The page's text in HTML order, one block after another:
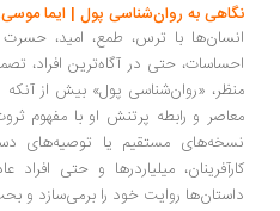
به روان‌شناسی پول | ایما موسی‌زاده
با ترس، طمع، امید، حسرت و
حتی در آگاه‌ترین افراد،
«روان‌شناسی پول» بیش از آنکه درباره
و رابطه پرتنش او با مفهوم ثروت و
مستقیم یا توصیه‌های دستوری،
میلیاردرها و حتی افراد
روایت خود را برمی‌سازد و بحث را